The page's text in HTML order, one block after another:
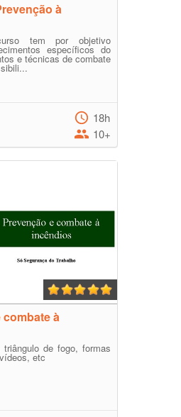
à
tem por objetivo
específicos do
e técnicas de combate
18h
10+
combate à
de fogo, formas
etc